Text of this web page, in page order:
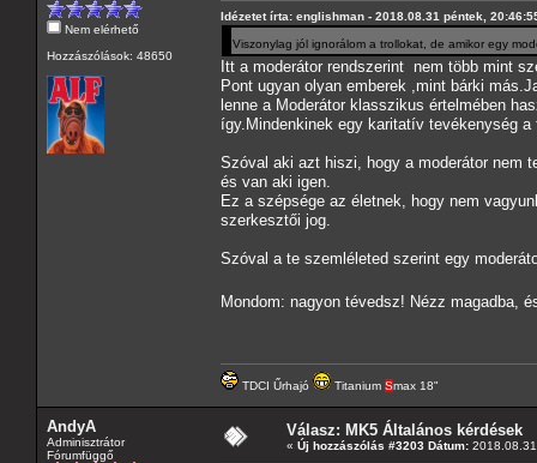
Nem elérhető
Hozzászólások: 48650
Idézetet írta: englishman - 2018.08.31 péntek,
Viszonylag jól ignorálom a trollokat, de amikor egy
Itt a moderátor rendszerint nem több mint
Pont ugyan olyan emberek ,mint bárki
lenne a Moderátor klasszikus értelmében
így.Mindenkinek egy karitatív tevékenység
Szóval aki azt hiszi, hogy a moderátor nem
és van aki igen.
Ez a szépsége az életnek, hogy nem
szerkesztői jog.
Szóval a te szemléleted szerint egy
Mondom: nagyon tévedsz! Nézz magadba,
TDCI Űrhajó Titanium Smax 18"
AndyA
Adminisztrátor
Fórumfüggő
Válasz: MK5 Általános kérdések
« Új hozzászólás #3203 Dátum: